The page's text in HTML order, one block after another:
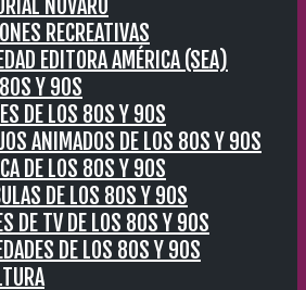
NOVARO
RECREATIVAS
EDITORA AMÉRICA (SEA)
Y 90S
DE LOS 80S Y 90S
ANIMADOS DE LOS 80S Y 90S
DE LOS 80S Y 90S
DE LOS 80S Y 90S
DE TV DE LOS 80S Y 90S
DE LOS 80S Y 90S